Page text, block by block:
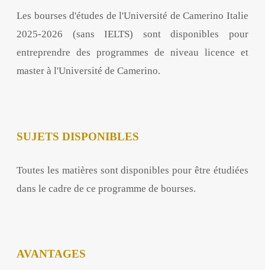
Les bourses d'études de l'Université de Camerino Italie
2025-2026 (sans IELTS) sont disponibles pour
entreprendre des programmes de niveau licence et
master à l'Université de Camerino.
SUJETS DISPONIBLES
Toutes les matières sont disponibles pour être étudiées
dans le cadre de ce programme de bourses.
AVANTAGES